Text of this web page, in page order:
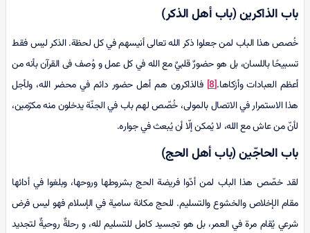
باب الذاكرين (باب أهل الذكر)
خُصص هذا الباب لمن جعلوا ذكر الله تعالى أنيسهم في كل لحظة. الذكر ليس فقط
تسبيحًا باللسان، بل هو حضورٌ قلبيٌ مع الله في كل عمل و وُصف فی القرآن بأنه من
أعظم العبادات وأزكاها.[8]
فالذاكرون هم أهل حضور دائم في محضر الله، ولأجل
هذا الاستمرار في الاتصال بالمولى، خُصّص لهم باب في الجنّة يدخلون منه مكرّمين،
لأنّ من عاش مع الله، لا يُمكن إلّا أن يُبعث في جواره.
باب الحاجّين (باب أهل الحج)
لقد خصّص هذا الباب لمن أدّوا فريضة الحج بشروطها وروحها، وبلغوا في أدائها
مقام الإخلاص والخشوع والتسليم. للحج مكانة سامية في الإسلام فهو ليس فرض
شرعي يُقام مرة في العمر، بل هو تجسيد كامل للتسليم لله، و رحلةٌ روحيةٌ لتجديد